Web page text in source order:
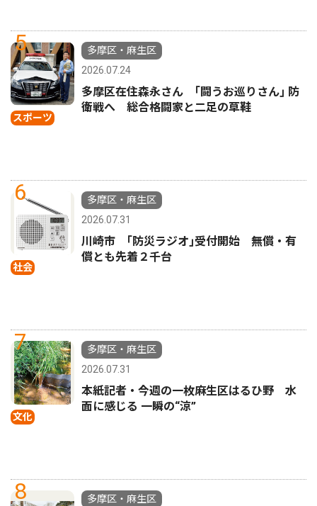
5
スポーツ
多摩区・麻生区
2026.07.24
多摩区在住森永さん ｢闘うお巡りさん｣ 防
衛戦へ 総合格闘家と二足の草鞋
6
社会
多摩区・麻生区
2026.07.31
川崎市 ｢防災ラジオ｣受付開始 無償・有
償とも先着２千台
7
文化
多摩区・麻生区
2026.07.31
本紙記者・今週の一枚麻生区はるひ野 水
面に感じる 一瞬の“涼”
8
多摩区・麻生区